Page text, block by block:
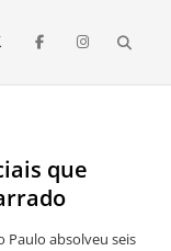
Roraima
sobre política,
com
que
Paulo absolveu seis